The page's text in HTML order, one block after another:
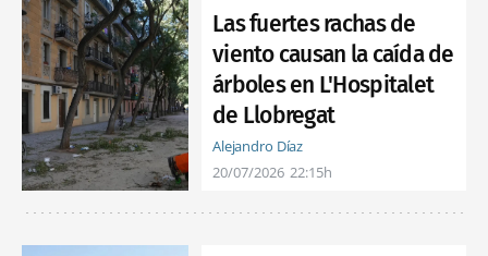
Las fuertes rachas de
viento causan la caída de
árboles en L'Hospitalet
de Llobregat
Alejandro Díaz
20/07/2026 22:15h